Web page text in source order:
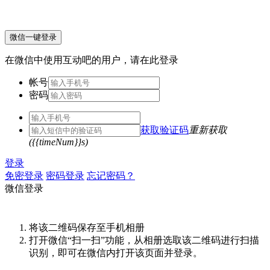
微信一键登录
在微信中使用互动吧的用户，请在此登录
帐号
密码
获取验证码重新获取
({{timeNum}}s)
登录
免密登录 密码登录 忘记密码？
微信登录
将该二维码保存至手机相册
打开微信“扫一扫”功能，从相册选取该二维码进行扫描
识别，即可在微信内打开该页面并登录。